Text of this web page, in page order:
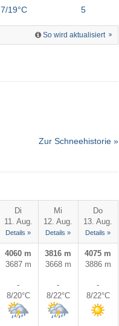
7/19°C 5
So wird aktualisiert
Zur Schneehistorie »
Di
11. Aug.
Details »
Mi
12. Aug.
Details »
Do
13. Aug.
Details »
4060 m
3687 m
3816 m
3668 m
4075 m
3886 m
-
8/20°C
-
8/22°C
-
8/22°C